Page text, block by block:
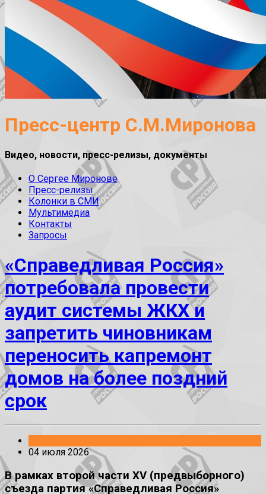
Пресс-центр С.М.Миронова
Видео, новости, пресс-релизы, документы
О Сергее Миронове
Пресс-релизы
Колонки в СМИ
Мультимедиа
Контакты
Запросы
«Справедливая Россия»
потребовала провести
аудит системы ЖКХ и
запретить чиновникам
переносить капремонт
домов на более поздний
срок
04 июля 2026
В рамках второй части XV (предвыборного)
съезда партия «Справедливая Россия»